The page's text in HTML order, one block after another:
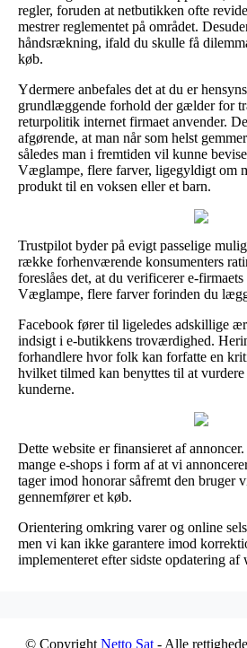
regler, foruden at netbutikken ofte
mestrer reglementet på området.
håndsrækning, ifald du skulle få
køb.
Ydermere anbefales det at du er
grundlæggende forhold der gælder for
returpolitik internet firmaet anvender.
afgørende, at man når som helst
således man i fremtiden vil kunne
Væglampe, flere farver, ligegyldigt om
produkt til en voksen eller et barn.
Trustpilot byder på evigt passelige
række forhenværende konsumenters
foreslåes det, at du verificerer e-
Væglampe, flere farver forinden du
Facebook fører til ligeledes adskillige
indsigt i e-butikkens troværdighed.
forhandlere hvor folk kan forfatte en
hvilket tilmed kan benyttes til at
kunderne.
Dette website er finansieret af
mange e-shops i form af at vi
tager imod honorar såfremt den bruger
gennemfører et køb.
Orientering omkring varer og online
men vi kan ikke garantere imod
implementeret efter sidste opdatering af
© Copyright Netto Sat - Alle